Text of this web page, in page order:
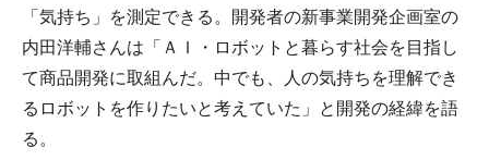
「気持ち」を測定できる。開発者の新事業開発企画室の
内田洋輔さんは「ＡＩ・ロボットと暮らす社会を目指し
て商品開発に取組んだ。中でも、人の気持ちを理解でき
るロボットを作りたいと考えていた」と開発の経緯を語
る。